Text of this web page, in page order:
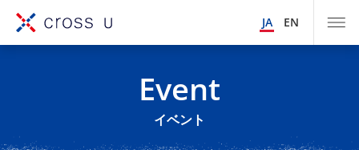
JA EN
Event
イベント